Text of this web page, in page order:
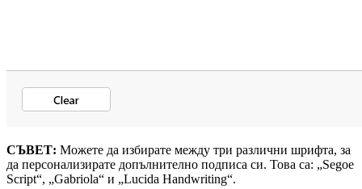
СЪВЕТ: Можете да избирате между три различни шрифта, за
да персонализирате допълнително подписа си. Това са: „Segoe
Script“, „Gabriola“ и „Lucida Handwriting“.